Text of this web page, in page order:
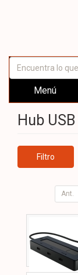
Menú
Hub USB
Filtro
Ant.